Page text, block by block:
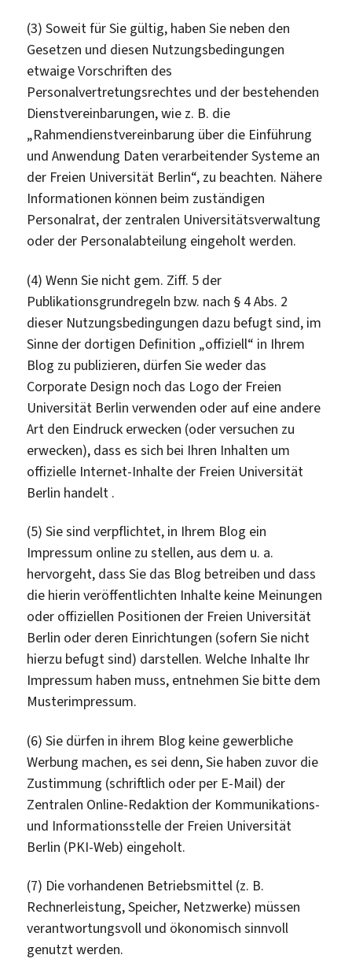
(3) Soweit für Sie gültig, haben Sie neben den
Gesetzen und diesen Nutzungsbedingungen
etwaige Vorschriften des
Personalvertretungsrechtes und der bestehenden
Dienstvereinbarungen, wie z. B. die
„Rahmendienstvereinbarung über die Einführung
und Anwendung Daten verarbeitender Systeme an
der Freien Universität Berlin“, zu beachten. Nähere
Informationen können beim zuständigen
Personalrat, der zentralen Universitätsverwaltung
oder der Personalabteilung eingeholt werden.
(4) Wenn Sie nicht gem. Ziff. 5 der
Publikationsgrundregeln bzw. nach § 4 Abs. 2
dieser Nutzungsbedingungen dazu befugt sind, im
Sinne der dortigen Definition „offiziell“ in Ihrem
Blog zu publizieren, dürfen Sie weder das
Corporate Design noch das Logo der Freien
Universität Berlin verwenden oder auf eine andere
Art den Eindruck erwecken (oder versuchen zu
erwecken), dass es sich bei Ihren Inhalten um
offizielle Internet-Inhalte der Freien Universität
Berlin handelt .
(5) Sie sind verpflichtet, in Ihrem Blog ein
Impressum online zu stellen, aus dem u. a.
hervorgeht, dass Sie das Blog betreiben und dass
die hierin veröffentlichten Inhalte keine Meinungen
oder offiziellen Positionen der Freien Universität
Berlin oder deren Einrichtungen (sofern Sie nicht
hierzu befugt sind) darstellen. Welche Inhalte Ihr
Impressum haben muss, entnehmen Sie bitte dem
Musterimpressum.
(6) Sie dürfen in ihrem Blog keine gewerbliche
Werbung machen, es sei denn, Sie haben zuvor die
Zustimmung (schriftlich oder per E-Mail) der
Zentralen Online-Redaktion der Kommunikations-
und Informationsstelle der Freien Universität
Berlin (PKI-Web) eingeholt.
(7) Die vorhandenen Betriebsmittel (z. B.
Rechnerleistung, Speicher, Netzwerke) müssen
verantwortungsvoll und ökonomisch sinnvoll
genutzt werden.